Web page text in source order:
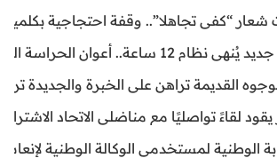
“كفى تجاهلا”.. وقفة احتجاجية بكلميم
الخاصة يستفيدون من المدة القانونية للشغل
القديمة تراهن على الخبرة والجديدة
لقاءً تواصليًا مع مناضلي الاتحاد
الوطنية لمستخدمي الوكالة الوطنية